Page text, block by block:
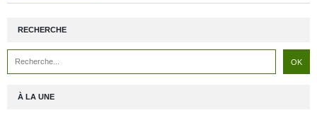
RECHERCHE
À LA UNE